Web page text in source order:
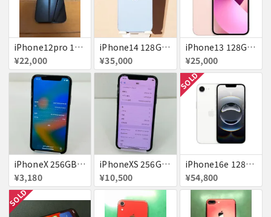
iPhone12pro 128GB ブルー 赤ロム
¥22,000
iPhone14 128GB Blue au 送料無料
¥35,000
iPhone13 128GB ピンク docomo 送料無料
¥25,000
iPhoneX 256GB 赤ロム au ジャンク スペースグレイ A1902 送料無料
¥3,180
iPhoneXS 256GB 赤ロム 超美品 SoftBank ジャンク スペースグレイ MTE02J/A 送料無料
¥10,500
SOLD
iPhone16e 128GB ホワイト 送料無料
¥54,800
SOLD